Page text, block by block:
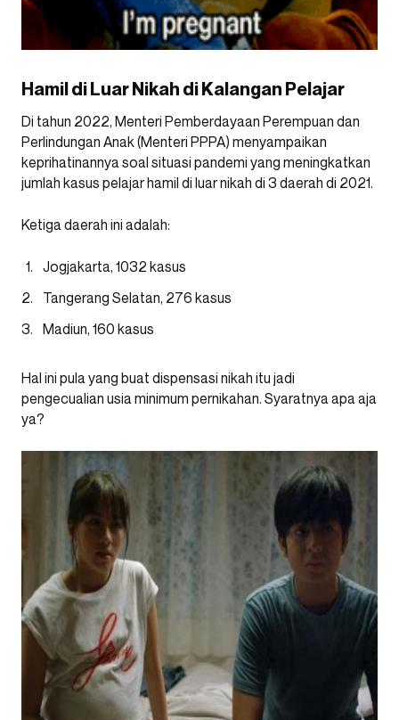
Hamil di Luar Nikah di Kalangan Pelajar
Di tahun 2022, Menteri Pemberdayaan Perempuan dan
Perlindungan Anak (Menteri PPPA) menyampaikan
keprihatinannya soal situasi pandemi yang meningkatkan
jumlah kasus pelajar hamil di luar nikah di 3 daerah di 2021.
Ketiga daerah ini adalah:
Jogjakarta, 1032 kasus
Tangerang Selatan, 276 kasus
Madiun, 160 kasus
Hal ini pula yang buat dispensasi nikah itu jadi
pengecualian usia minimum pernikahan. Syaratnya apa aja
ya?